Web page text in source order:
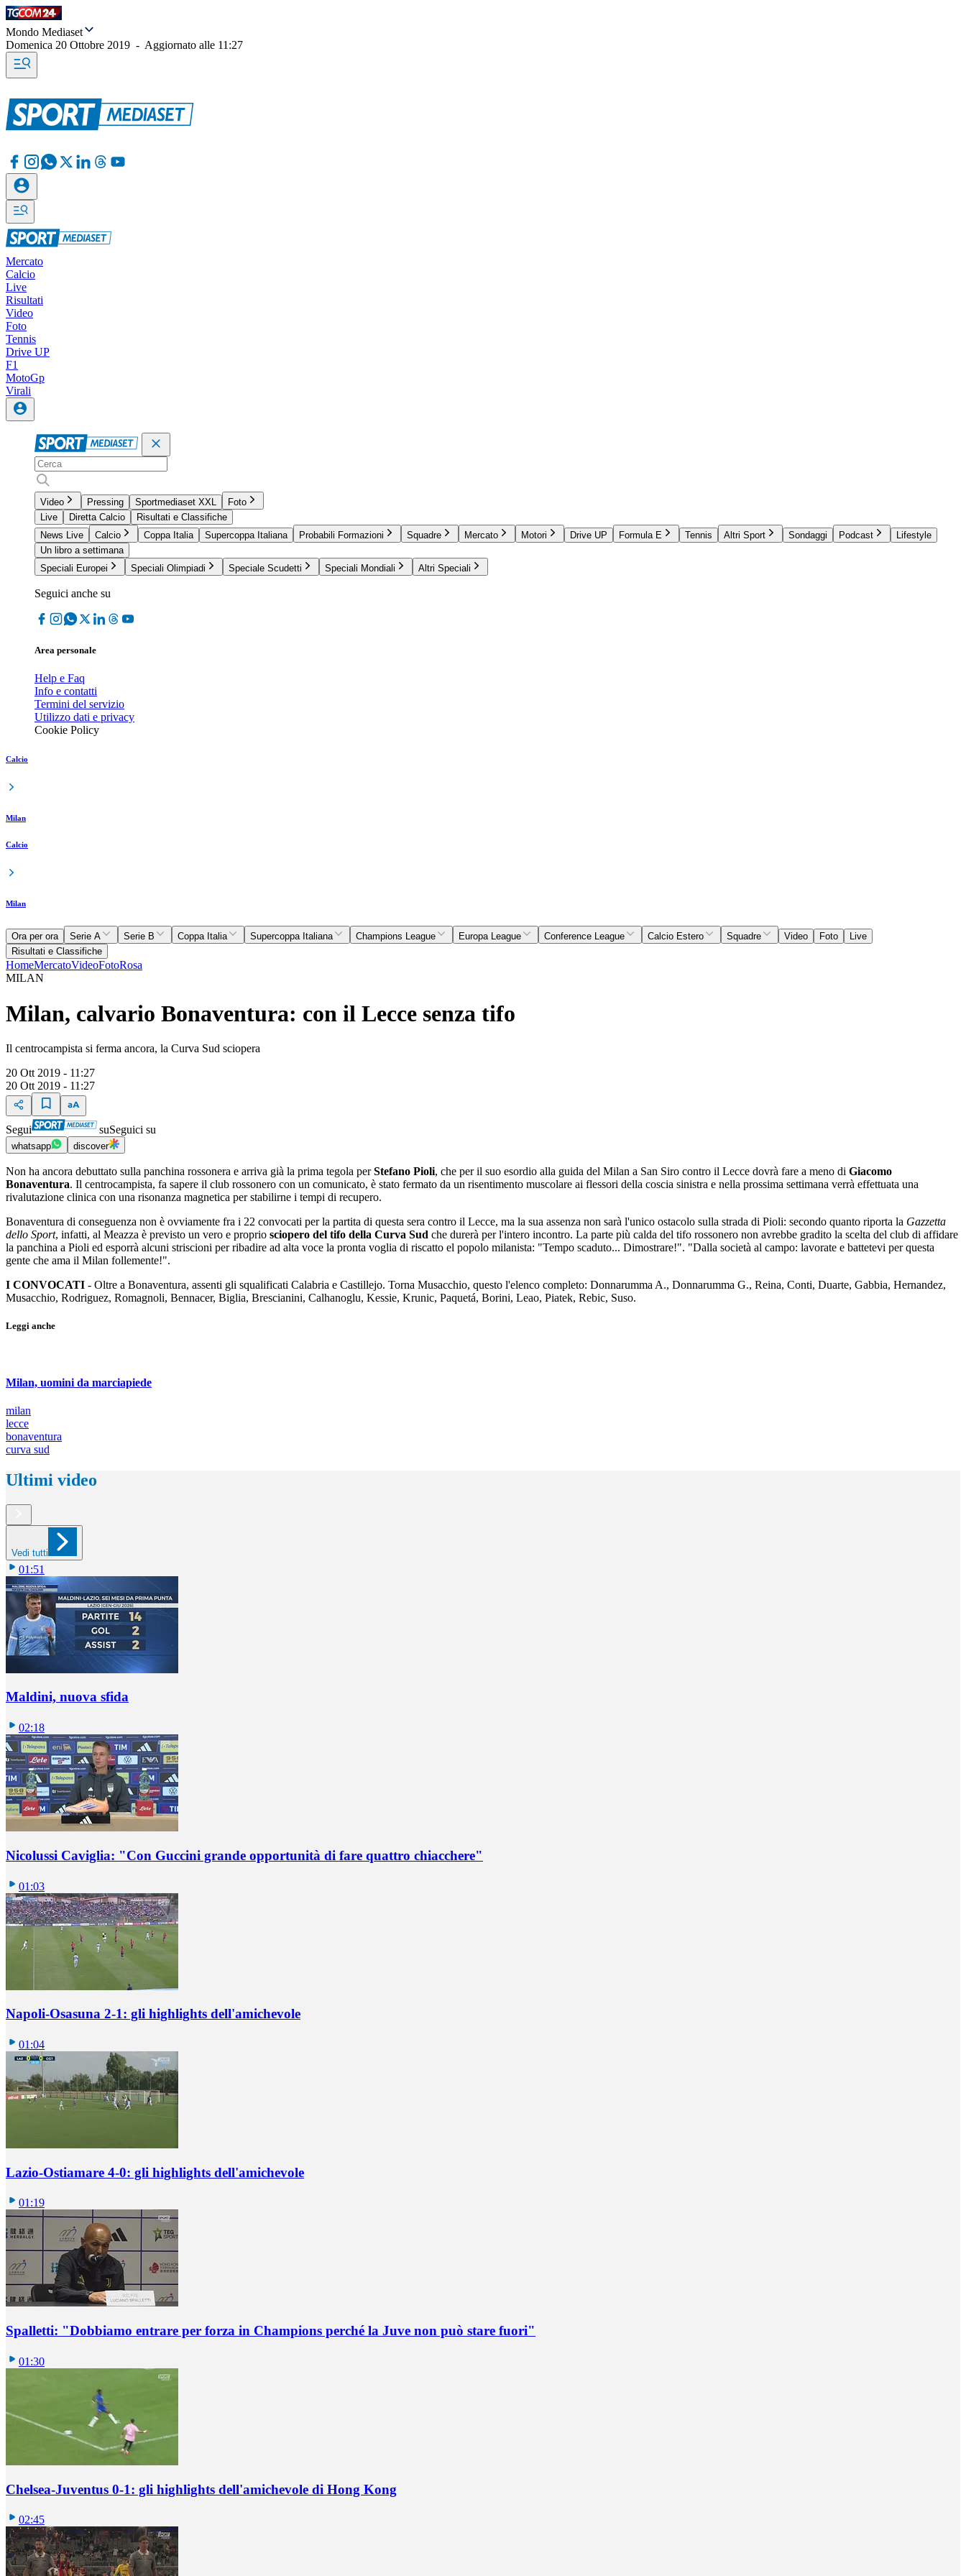
Mondo Mediaset
Domenica 20 Ottobre 2019 - Aggiornato alle 11:27
Mercato
Calcio
Live
Risultati
Video
Foto
Tennis
Drive UP
F1
MotoGp
Virali
Video Pressing Sportmediaset XXL
Foto
Live
Diretta Calcio
Risultati e Classifiche
News Live
Calcio Coppa Italia Supercoppa Italiana Probabili Formazioni Squadre Mercato Motori Drive UP Formula E Tennis Altri Sport Sondaggi Podcast
Lifestyle
Un libro a settimana
Speciali Europei
Speciali Olimpiadi Speciale Scudetti Speciali Mondiali Altri Speciali
Seguici anche su
Area personale
Help e Faq
Info e contatti
Termini del servizio
Utilizzo dati e privacy
Cookie Policy
Calcio
Milan
Calcio
Milan
Ora per ora Serie A Serie B Coppa Italia Supercoppa Italiana Champions League Europa League Conference League Calcio Estero Squadre Video Foto
Live
Risultati e Classifiche
HomeMercatoVideoFotoRosa
MILAN
Milan, calvario Bonaventura: con il Lecce senza tifo
Il centrocampista si ferma ancora, la Curva Sud sciopera
20 Ott 2019 - 11:27
20 Ott 2019 - 11:27
Segui suSeguici su
whatsapp discover
Non ha ancora debuttato sulla panchina rossonera e arriva già la prima tegola perStefano Pioli, che per il suo esordio alla guida del Milan a San Siro contro il Lecce dovrà fare a meno di Giacomo
Bonaventura. Il centrocampista, fa sapere il club rossonero con un comunicato, è stato fermato da un risentimento muscolare ai flessori della coscia sinistra e nella prossima settimana verrà effettuata una
rivalutazione clinica con una risonanza magnetica per stabilirne i tempi di recupero.
Bonaventura di conseguenza non è ovviamente fra i 22 convocati per la partita di questa sera contro il Lecce, ma la sua assenza non sarà l'unico ostacolo sulla strada di Pioli: secondo quanto riporta la Gazzetta
dello Sport, infatti, al Meazza è previsto un vero e proprio sciopero del tifo della Curva Sud che durerà per l'intero incontro. La parte più calda del tifo rossonero non avrebbe gradito la scelta del club di affidare
la panchina a Pioli ed esporrà alcuni striscioni per ribadire ad alta voce la pronta voglia di riscatto el popolo milanista: "Tempo scaduto... Dimostrare!". "Dalla società al campo: lavorate e battetevi per questa
gente che ama il Milan follemente!".
I CONVOCATI - Oltre a Bonaventura, assenti gli squalificati Calabria e Castillejo. Torna Musacchio, questo l'elenco completo: Donnarumma A., Donnarumma G., Reina, Conti, Duarte, Gabbia, Hernandez,
Musacchio, Rodriguez, Romagnoli, Bennacer, Biglia, Brescianini, Calhanoglu, Kessie, Krunic, Paquetá, Borini, Leao, Piatek, Rebic, Suso.
Leggi anche
Milan, uomini da marciapiede
milan
lecce
bonaventura
curva sud
Ultimi video
Vedi tutti
01:51
Maldini, nuova sfida
02:18
Nicolussi Caviglia: "Con Guccini grande opportunità di fare quattro chiacchere"
01:03
Napoli-Osasuna 2-1: gli highlights dell'amichevole
01:04
Lazio-Ostiamare 4-0: gli highlights dell'amichevole
01:19
Spalletti: "Dobbiamo entrare per forza in Champions perché la Juve non può stare fuori"
01:30
Chelsea-Juventus 0-1: gli highlights dell'amichevole di Hong Kong
02:45